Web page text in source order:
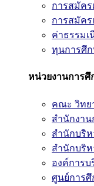
การสมัค
การสมัค
ค่าธรรมเ
ทุนการศึ
หน่วยงานการศึ
คณะ วิทย
สำนักงาน
สำนักบริห
สำนักบริ
องค์การบ
ศูนย์การศึ